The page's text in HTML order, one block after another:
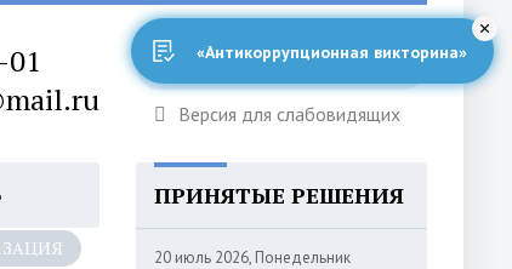
Версия для слабовидящих
ПРИНЯТЫЕ РЕШЕНИЯ
20 июль 2026, Понедельник
«Антикоррупционная викторина»